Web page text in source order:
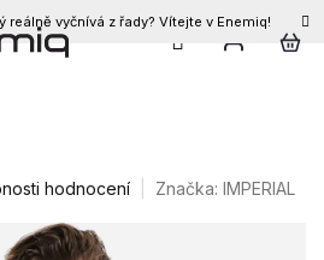
vyčnívá z řady? Vítejte v Enemiq!
CZK
JBQ7LOJ
hodnocení Značka: IMPERIAL